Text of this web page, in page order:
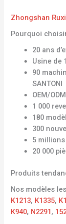
Zhongshan
Pourquoi
20 ans
Usine de
90
SANTONI
OEM/
1 000
180
300
5
20 000
Produits
Nos modèles
K1213, K1335,
K940, N2291,